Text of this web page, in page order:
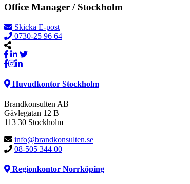
Office Manager / Stockholm
Skicka E-post
0730-25 96 64
Huvudkontor Stockholm
Brandkonsulten AB
Gävlegatan 12 B
113 30 Stockholm
info@brandkonsulten.se
08-505 344 00
Regionkontor Norrköping